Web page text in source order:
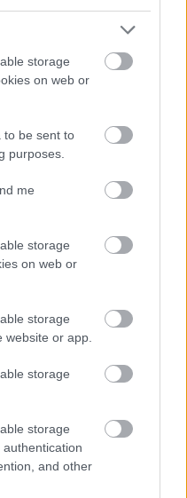
storage
on web or
to be sent to
purposes.
me
storage
on web or
storage
website or app.
storage
storage
and other
– vagy egyes
megszokott –
Paks II. ügyében: ...